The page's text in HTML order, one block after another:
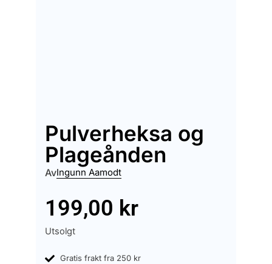
Pulverheksa og
Plageånden
AvIngunn Aamodt
199,00 kr
Utsolgt
Gratis frakt fra 250 kr